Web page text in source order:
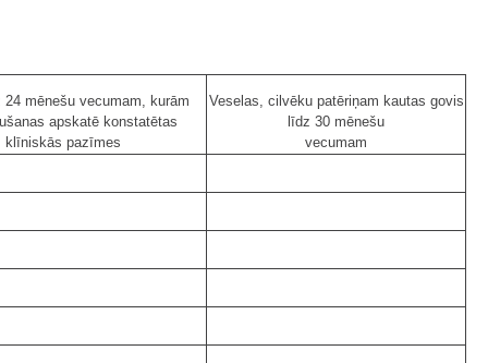
mēnešu vecumam, kurām
apskatē konstatētas
klīniskās pazīmes
Veselas, cilvēku patēriņam kautas govis
līdz 30 mēnešu
vecumam